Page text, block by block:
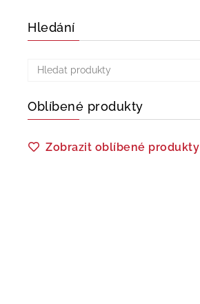
Hledání
Oblíbené produkty
Zobrazit oblíbené produkty